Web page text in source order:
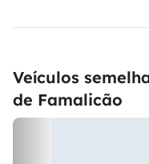
Veículos
de Famalicão